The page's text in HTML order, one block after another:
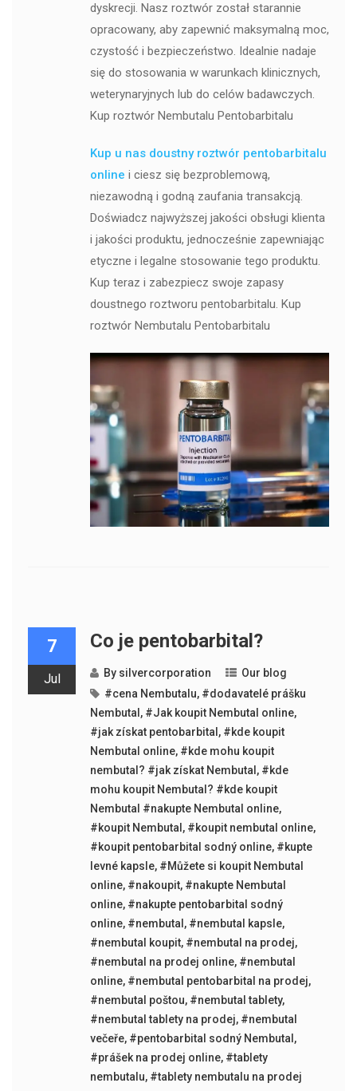
dyskrecji. Nasz roztwór został starannie
opracowany, aby zapewnić maksymalną moc,
czystość i bezpieczeństwo. Idealnie nadaje
się do stosowania w warunkach klinicznych,
weterynaryjnych lub do celów badawczych.
Kup roztwór Nembutalu Pentobarbitalu
Kup u nas doustny roztwór pentobarbitalu
online i ciesz się bezproblemową,
niezawodną i godną zaufania transakcją.
Doświadcz najwyższej jakości obsługi klienta
i jakości produktu, jednocześnie zapewniając
etyczne i legalne stosowanie tego produktu.
Kup teraz i zabezpiecz swoje zapasy
doustnego roztworu pentobarbitalu. Kup
roztwór Nembutalu Pentobarbitalu
7
Jul
Co je pentobarbital?
By silvercorporation
Our blog
#cena Nembutalu, #dodavatelé prášku
Nembutal , #Jak koupit Nembutal online,
#jak získat pentobarbital , #kde koupit
Nembutal online, #kde mohu koupit
nembutal? #jak získat Nembutal , #kde
mohu koupit Nembutal? #kde koupit
Nembutal #nakupte Nembutal online,
#koupit Nembutal , #koupit nembutal online,
#koupit pentobarbital sodný online, #kupte
levné kapsle, #Můžete si koupit Nembutal
online, #nakoupit, #nakupte Nembutal
online, #nakupte pentobarbital sodný
online, #nembutal , #nembutal kapsle,
#nembutal koupit, #nembutal na prodej,
#nembutal na prodej online, #nembutal
online, #nembutal pentobarbital na prodej,
#nembutal poštou, #nembutal tablety,
#nembutal tablety na prodej, #nembutal
večeře, #pentobarbital sodný Nembutal ,
#prášek na prodej online, #tablety
nembutalu, #tablety nembutalu na prodej